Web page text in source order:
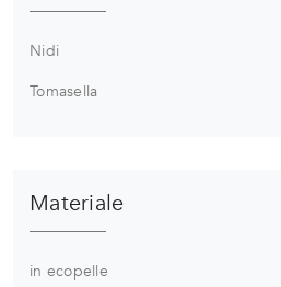
Nidi
Tomasella
Materiale
in ecopelle